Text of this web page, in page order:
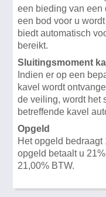
een bieding van een
een bod voor u
biedt automatisch
bereikt.
Sluitingsmoment
Indien er op een
kavel wordt
de veiling, wordt het
betreffende kavel
Opgeld
Het opgeld
opgeld betaalt u
21,00% BTW.